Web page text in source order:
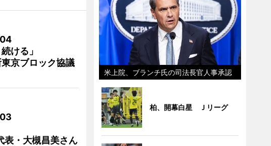
ける」
京ブロック協議
表・大槻昌美さん
米上院、ブランチ氏の司法長官人事承認
柏、開幕白星 Ｊリーグ